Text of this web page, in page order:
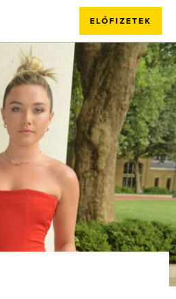
ELŐFIZETEK